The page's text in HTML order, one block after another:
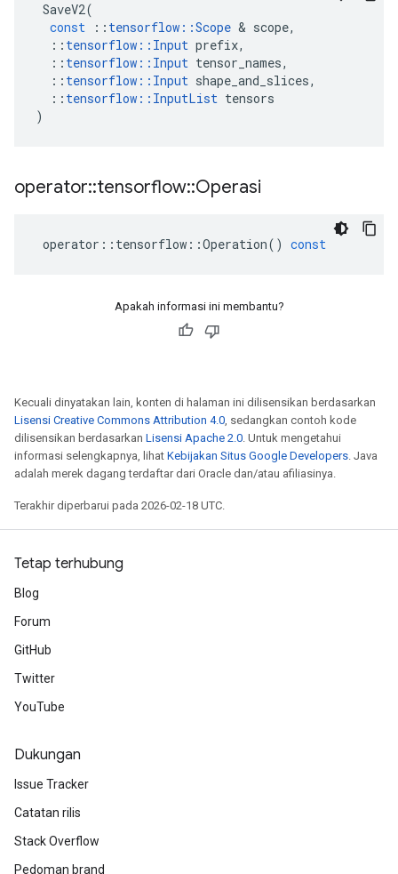
SaveV2(
const
:: tensorflow ::Scope & scope,
:: tensorflow :: Input prefix,
:: tensorflow :: Input tensor_names,
:: tensorflow :: Input shape_and_slices,
:: tensorflow :: InputList tensors
)
operator::tensorflow::Operasi
operator :: tensorflow ::Operation() const
Apakah informasi ini membantu?
Kecuali dinyatakan lain, konten di halaman ini dilisensikan berdasarkan
Lisensi Creative Commons Attribution 4.0, sedangkan contoh kode
dilisensikan berdasarkan Lisensi Apache 2.0. Untuk mengetahui
informasi selengkapnya, lihat Kebijakan Situs Google Developers. Java
adalah merek dagang terdaftar dari Oracle dan/atau afiliasinya.
Terakhir diperbarui pada 2026-02-18 UTC.
Tetap terhubung
Blog
Forum
GitHub
Twitter
YouTube
Dukungan
Issue Tracker
Catatan rilis
Stack Overflow
Pedoman brand